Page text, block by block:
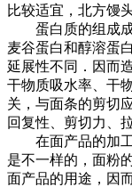
比较适宜，北方
蛋白质的组成成分
麦谷蛋白和醇溶蛋
延展性不同．因而
干物质吸水率、干
关，与面条的剪切
回复性、剪切力
在面产品的加工
是不一样的，面粉
面产品的用途，